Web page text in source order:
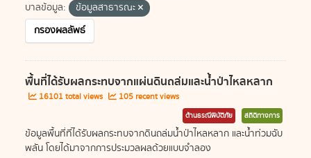
บาลข้อมูล:
ข้อมูลสาธารณะ
กรองผลลัพธ์
พื้นที่ได้รับผลกระทบจากแผ่นดินถล่มและน้ำป่าไหลหลาก
16101 total views 105 recent views
ด้านธรณีพิบัติภัย สถิติทางการ
ข้อมูลพื้นที่ที่ได้รับผลกระทบจากดินถล่มน้ำป่าไหลหลาก และน้ำท่วมฉับ
พลัน โดยได้มาจากการประมวลผลด้วยแบบจำลอง